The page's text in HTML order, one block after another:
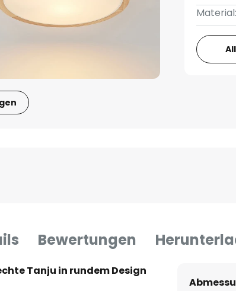
Material:
Bewertungen
Tanju in rundem Design